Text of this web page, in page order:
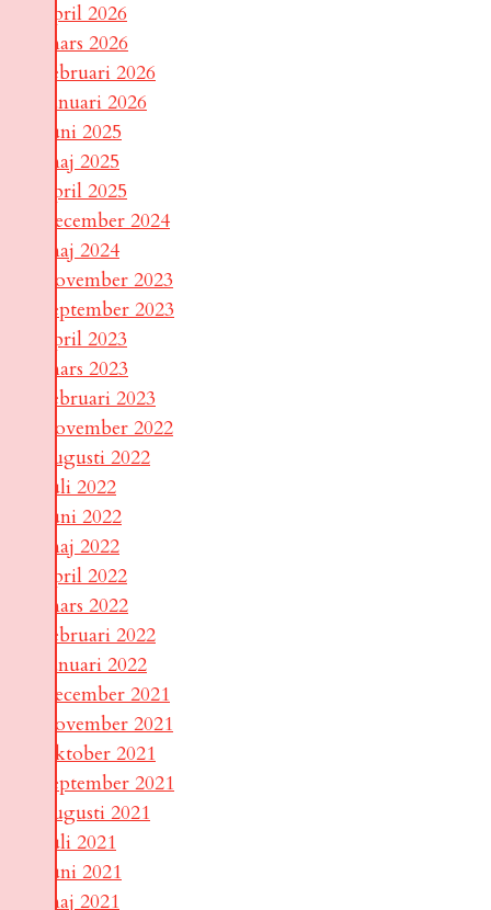
april 2026
mars 2026
februari 2026
januari 2026
juni 2025
maj 2025
april 2025
december 2024
maj 2024
november 2023
september 2023
april 2023
mars 2023
februari 2023
november 2022
augusti 2022
juli 2022
juni 2022
maj 2022
april 2022
mars 2022
februari 2022
januari 2022
december 2021
november 2021
oktober 2021
september 2021
augusti 2021
juli 2021
juni 2021
maj 2021